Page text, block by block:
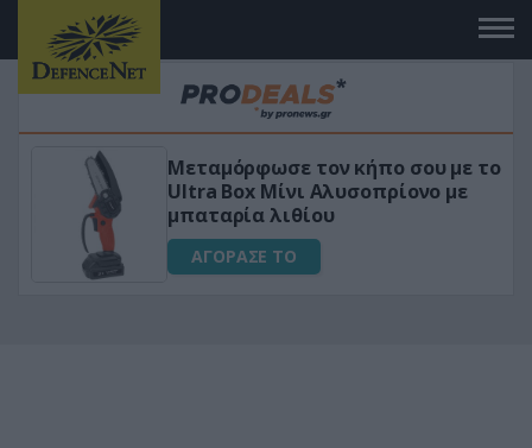
Μεταμόρφωσε τον κήπο σου με το
Ultra Box Μίνι Αλυσοπρίονο με
μπαταρία λιθίου
ΑΓΟΡΑΣΕ ΤΟ